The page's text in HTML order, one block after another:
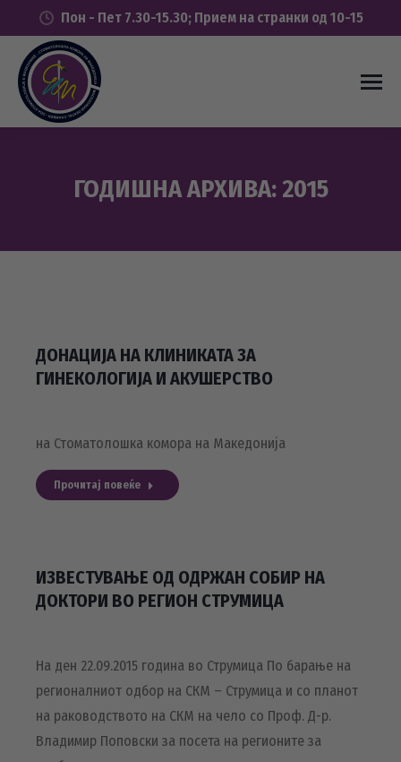
Пон - Пет 7.30-15.30; Прием на странки од 10-15
ГОДИШНА АРХИВА: 2015
ДОНАЦИЈА НА КЛИНИКАТА ЗА
ГИНЕКОЛОГИЈА И АКУШЕРСТВО
на Стоматолошка комора на Македонија
Прочитај повеќе
ИЗВЕСТУВАЊЕ ОД ОДРЖАН СОБИР НА
ДОКТОРИ ВО РЕГИОН СТРУМИЦА
На ден 22.09.2015 година во Струмица По барање на
регионалниот одбор на СКМ – Струмица и со планот
на раководството на СКМ на чело со Проф. Д-р.
Владимир Поповски за посета на регионите за